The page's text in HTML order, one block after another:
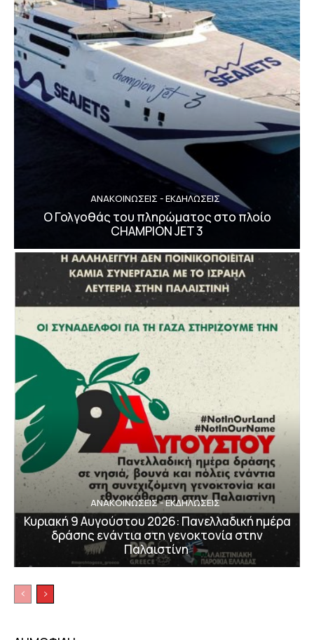
ΑΝΑΚΟΙΝΩΣΕΙΣ - ΕΚΔΗΛΩΣΕΙΣ
Ο Γολγοθάς του πληρώματος στο πλοίο
CHAMPION JET 3
ΑΝΑΚΟΙΝΩΣΕΙΣ - ΕΚΔΗΛΩΣΕΙΣ
Κυριακή 9 Αυγούστου 2026: Πανελλαδική ημέρα
δράσης ενάντια στη γενοκτονία στην
Παλαιστίνη